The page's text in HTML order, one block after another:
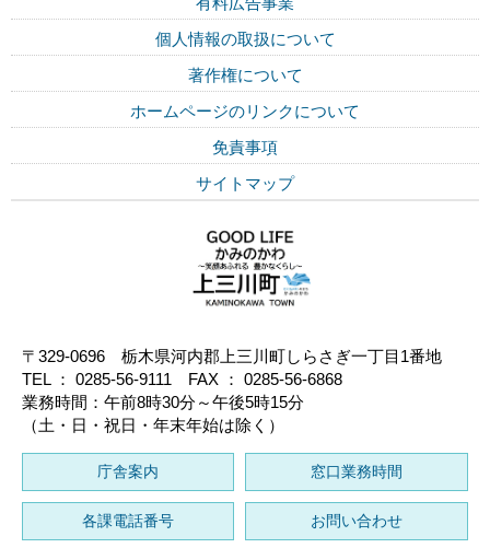
個人情報の取扱について
著作権について
ホームページのリンクについて
免責事項
サイトマップ
〒329-0696 栃木県河内郡上三川町しらさぎ一丁目1番地
TEL ： 0285-56-9111 FAX ： 0285-56-6868
業務時間：午前8時30分～午後5時15分
（土・日・祝日・年末年始は除く）
庁舎案内 窓口業務時間
各課電話番号 お問い合わせ